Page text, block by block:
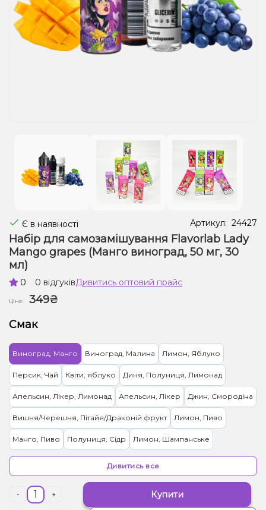
Рідини для електронних сигарет
Подарункові набори
Є в наявності Артикул: 24427
Набір для самозамішування Flavorlab Lady
Mango grapes (Манго виноград, 50 мг, 30
мл)
0 0 відгуківДивитись оптовий прайс
Ціна:
349₴
Смак
Виноград, Манго Виноград, Малина Лимон, Яблуко
Персик, Чай Квіти, яблуко Диня, Полуниця, Лимонад
Апельсин, Лікер, Лимонад Апельсин, Лікер Джин, Смородіна
Вишня/Черешня, Пітайя/Драконій фрукт Лимон, Пиво
Манго, Пиво Полуниця, Сідр Лимон, Шампанське
Дивитись все
- + Купити